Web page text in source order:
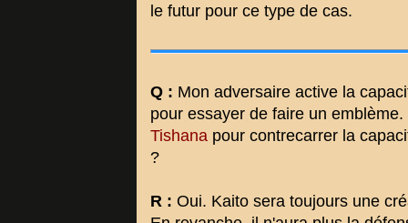
le futur pour ce type de cas.
Q : Mon adversaire active la
pour essayer de faire un
Tishana pour contrecarrer la
?
R : Oui. Kaito sera toujours une